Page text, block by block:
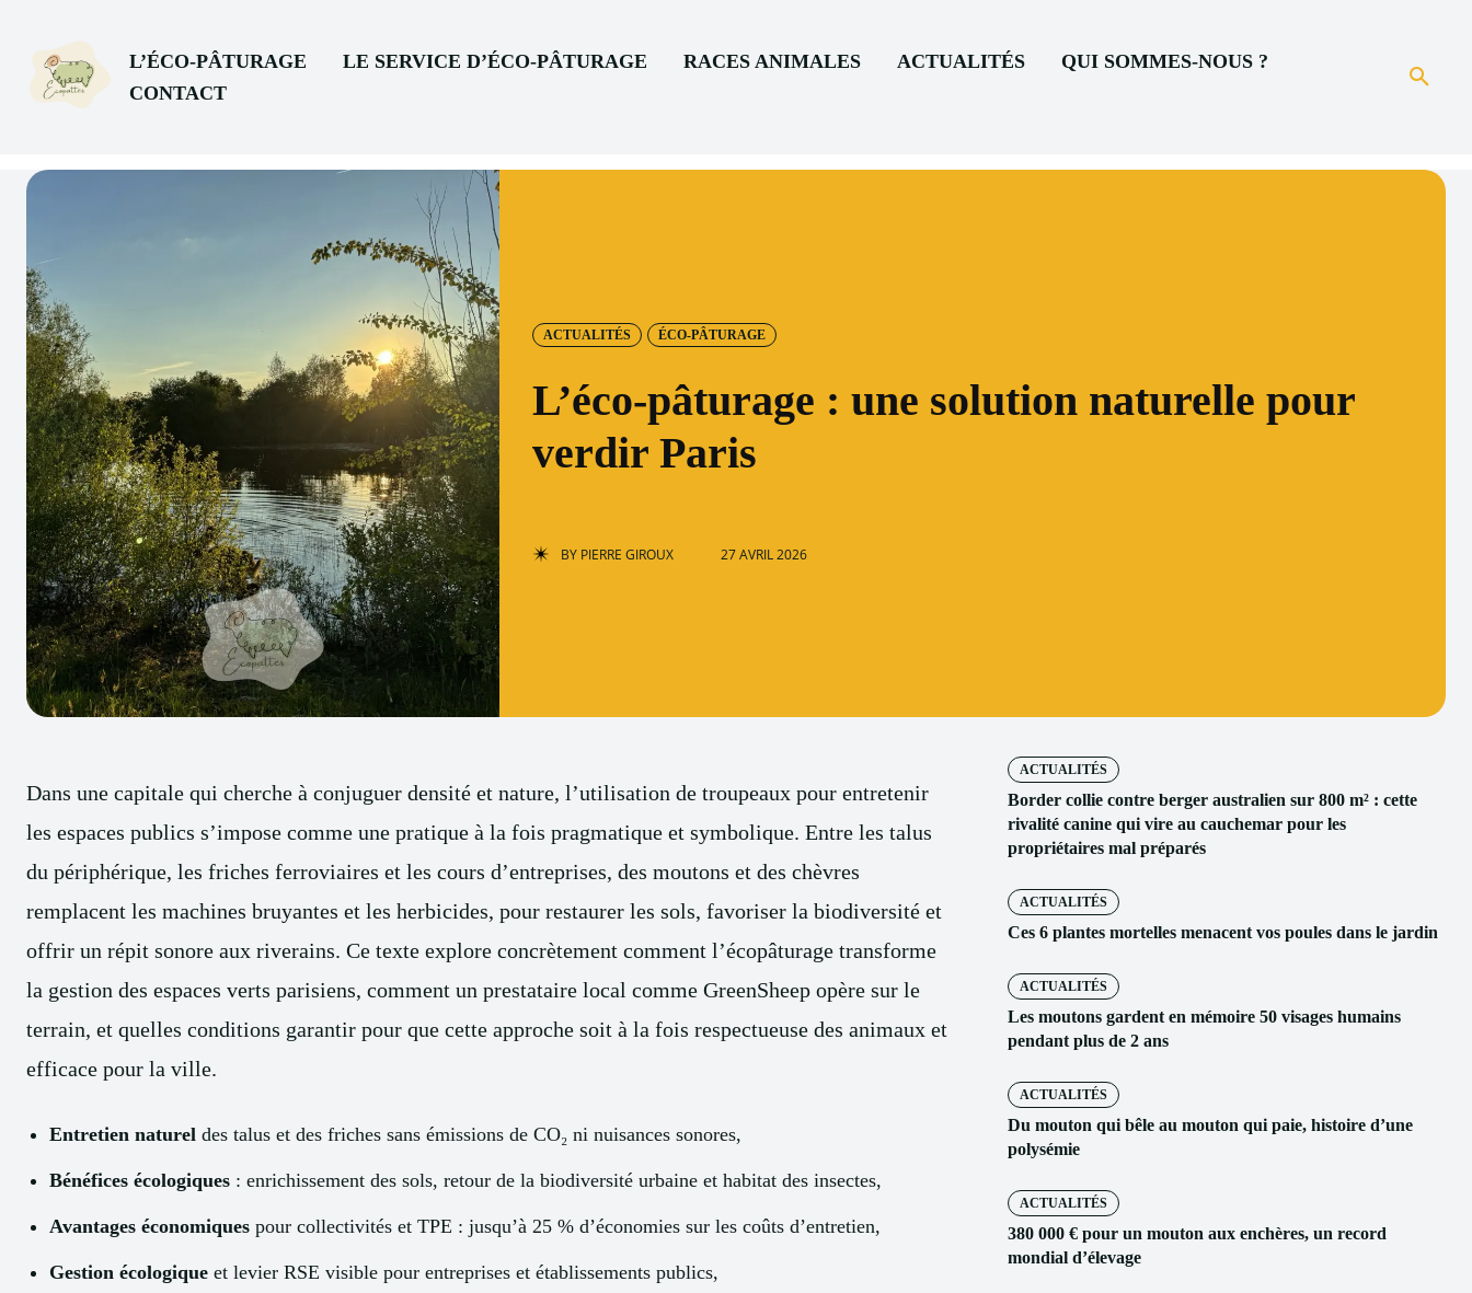
L’ÉCO-PÂTURAGE LE SERVICE D’ÉCO-PÂTURAGE RACES ANIMALES ACTUALITÉS
QUI SOMMES-NOUS ?
CONTACT
ACTUALITÉS ÉCO-PÂTURAGE
L’éco-pâturage : une solution naturelle pour
verdir Paris
BY PIERRE GIROUX 27 AVRIL 2026
Dans une capitale qui cherche à conjuguer densité et nature, l’utilisation de troupeaux pour entretenir
les espaces publics s’impose comme une pratique à la fois pragmatique et symbolique. Entre les talus
du périphérique, les friches ferroviaires et les cours d’entreprises, des moutons et des chèvres
remplacent les machines bruyantes et les herbicides, pour restaurer les sols, favoriser la biodiversité et
offrir un répit sonore aux riverains. Ce texte explore concrètement comment l’écopâturage transforme
la gestion des espaces verts parisiens, comment un prestataire local comme GreenSheep opère sur le
terrain, et quelles conditions garantir pour que cette approche soit à la fois respectueuse des animaux et
efficace pour la ville.
Entretien naturel des talus et des friches sans émissions de CO₂ ni nuisances sonores,
Bénéfices écologiques : enrichissement des sols, retour de la biodiversité urbaine et habitat des insectes,
Avantages économiques pour collectivités et TPE : jusqu’à 25 % d’économies sur les coûts d’entretien,
Gestion écologique et levier RSE visible pour entreprises et établissements publics,
ACTUALITÉS
Border collie contre berger australien sur 800 m² : cette
rivalité canine qui vire au cauchemar pour les
propriétaires mal préparés
ACTUALITÉS
Ces 6 plantes mortelles menacent vos poules dans le jardin
ACTUALITÉS
Les moutons gardent en mémoire 50 visages humains
pendant plus de 2 ans
ACTUALITÉS
Du mouton qui bêle au mouton qui paie, histoire d’une
polysémie
ACTUALITÉS
380 000 € pour un mouton aux enchères, un record
mondial d’élevage